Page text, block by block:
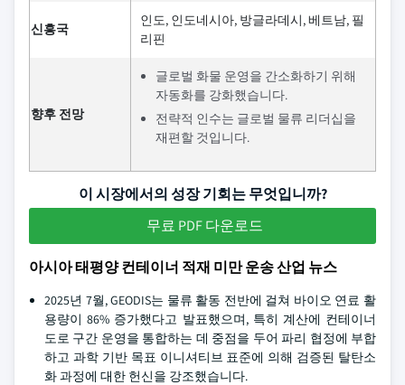
신흥국
인도, 인도네시아, 방글라데시, 베트남, 필
리핀
향후 전망
글로벌 화물 운영을 간소화하기 위해
자동화를 강화했습니다.
전략적 인수는 글로벌 물류 리더십을
재편할 것입니다.
이 시장에서의 성장 기회는 무엇입니까?
무료 PDF 다운로드
아시아 태평양 컨테이너 적재 미만 운송 산업 뉴스
2025년 7월, GEODIS는 물류 활동 전반에 걸쳐 바이오 연료 활
용량이 86% 증가했다고 발표했으며, 특히 계산에 컨테이너
도로 구간 운영을 통합하는 데 중점을 두어 파리 협정에 부합
하고 과학 기반 목표 이니셔티브 표준에 의해 검증된 탈탄소
화 과정에 대한 헌신을 강조했습니다.